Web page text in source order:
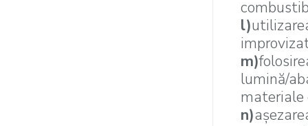
l)
m)
lumină/
materiale
n)